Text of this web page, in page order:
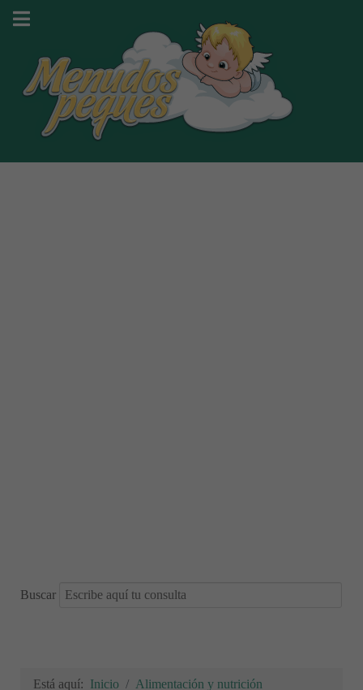
Buscar
Está aquí: Inicio
Alimentación y nutrición